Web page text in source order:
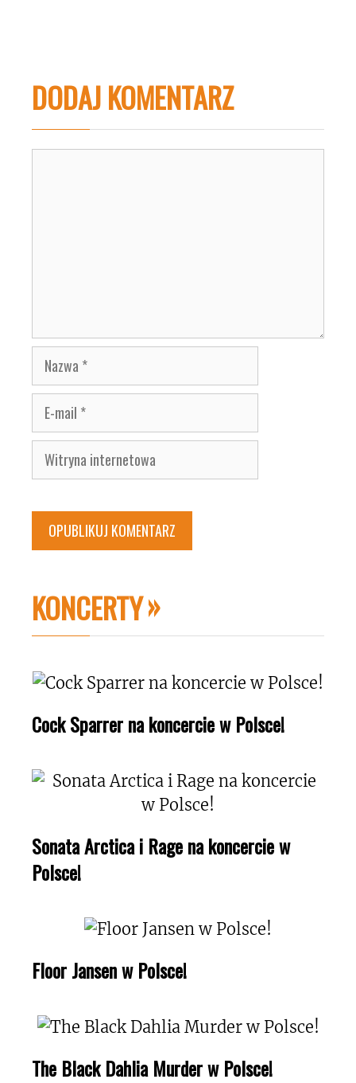
DODAJ KOMENTARZ
Nazwa
E-
mail
Witryna
internetowa
KONCERTY
Cock Sparrer na koncercie w Polsce!
Sonata Arctica i Rage na koncercie w
Polsce!
Floor Jansen w Polsce!
The Black Dahlia Murder w Polsce!